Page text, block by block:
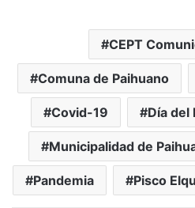
CEPT
Comuna de Paihuano
Covid-19 Día del
Municipalidad de
Pandemia Pisco